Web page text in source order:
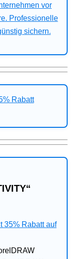
vor
Professionelle
sichern.
35% Rabatt auf